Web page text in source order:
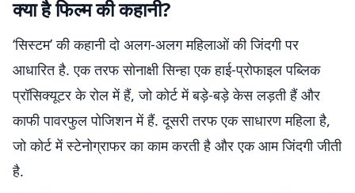
क्या है फिल्म की कहानी?
‘सिस्टम’ की कहानी दो अलग-अलग महिलाओं की जिंदगी पर
आधारित है. एक तरफ सोनाक्षी सिन्हा एक हाई-प्रोफाइल पब्लिक
प्रॉसिक्यूटर के रोल में हैं, जो कोर्ट में बड़े-बड़े केस लड़ती हैं और
काफी पावरफुल पोजिशन में हैं. दूसरी तरफ एक साधारण महिला है,
जो कोर्ट में स्टेनोग्राफर का काम करती है और एक आम जिंदगी जीती
है.